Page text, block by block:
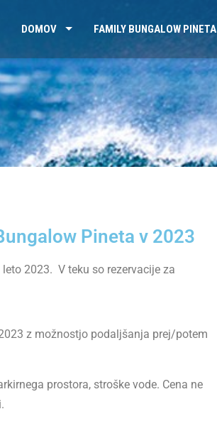
DOMOV FAMILY BUNGALOW PINETA
Pineta v 2023
2023. V teku so rezervacije za
z možnostjo podaljšanja prej/potem
prostora, stroške vode. Cena ne